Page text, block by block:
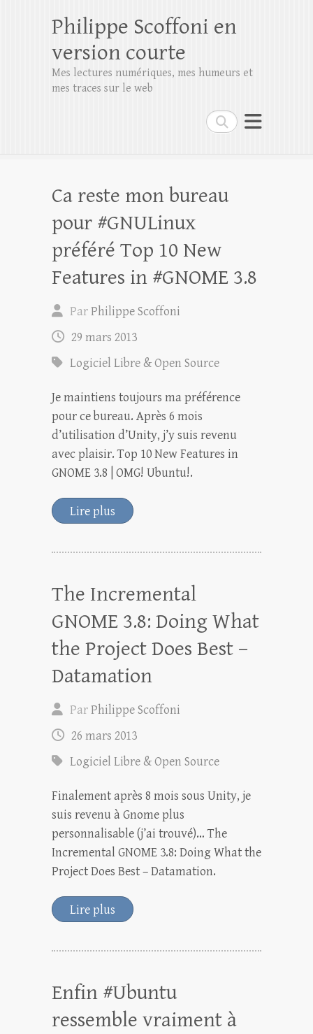
Rechercher
Philippe Scoffoni en
version courte
Mes lectures numériques, mes humeurs et
mes traces sur le web
Ca reste mon bureau
pour #GNULinux
préféré Top 10 New
Features in #GNOME 3.8
ParPhilippe Scoffoni
29 mars 2013
Logiciel Libre & Open Source
Je maintiens toujours ma préférence
pour ce bureau. Après 6 mois
d’utilisation d’Unity, j’y suis revenu
avec plaisir. Top 10 New Features in
GNOME 3.8 | OMG! Ubuntu!.
Lire plus
The Incremental
GNOME 3.8: Doing What
the Project Does Best –
Datamation
ParPhilippe Scoffoni
26 mars 2013
Logiciel Libre & Open Source
Finalement après 8 mois sous Unity, je
suis revenu à Gnome plus
personnalisable (j’ai trouvé)… The
Incremental GNOME 3.8: Doing What the
Project Does Best – Datamation.
Lire plus
Enfin #Ubuntu
ressemble vraiment à